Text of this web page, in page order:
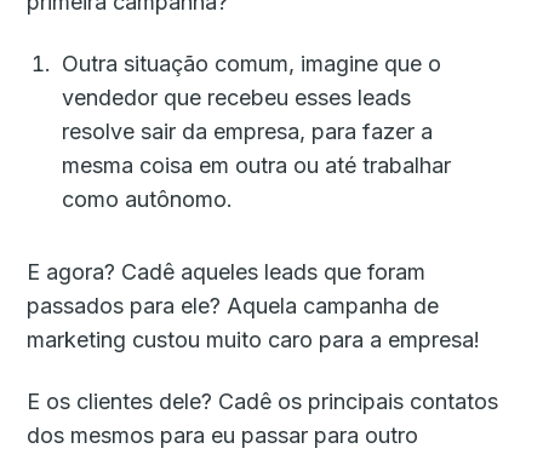
Outra situação comum, imagine que o
vendedor que recebeu esses leads
resolve sair da empresa, para fazer a
mesma coisa em outra ou até trabalhar
como autônomo.
E agora? Cadê aqueles leads que foram
passados para ele? Aquela campanha de
marketing custou muito caro para a empresa!
E os clientes dele? Cadê os principais contatos
dos mesmos para eu passar para outro